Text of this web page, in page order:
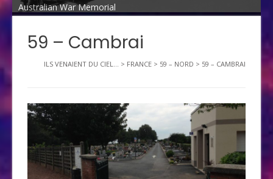
Australian War Memorial
59 – Cambrai
ILS VENAIENT DU CIEL... > FRANCE > 59 – NORD > 59 – CAMBRAI